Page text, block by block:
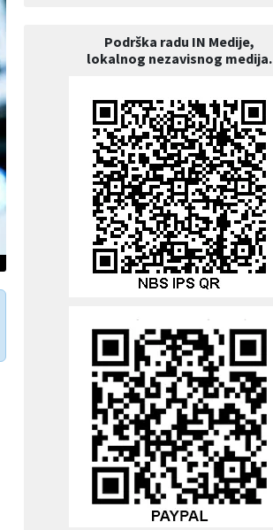
Podrška radu IN Medije,
lokalnog nezavisnog medija.